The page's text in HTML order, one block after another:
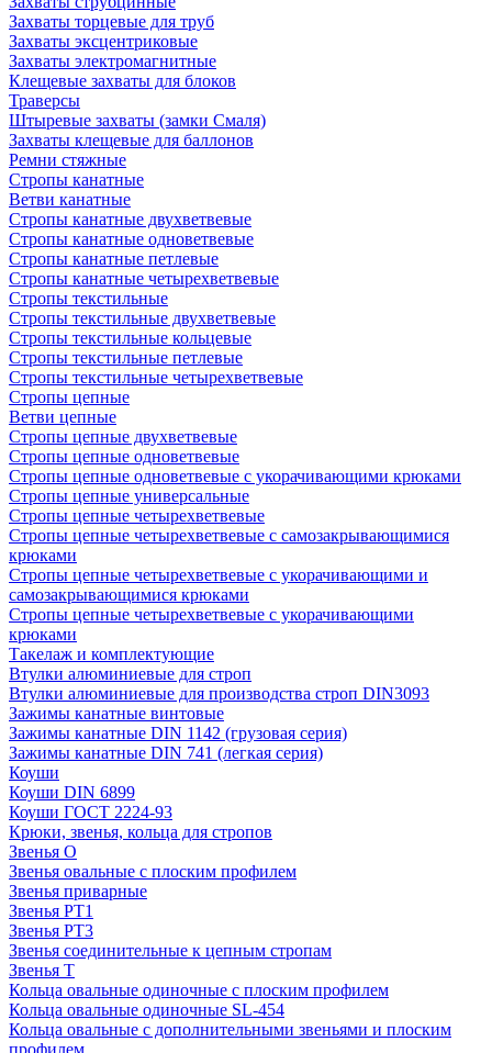
Захваты торцевые для труб
Захваты эксцентриковые
Захваты электромагнитные
Клещевые захваты для блоков
Траверсы
Штыревые захваты (замки Смаля)
Захваты клещевые для баллонов
Ремни стяжные
Стропы канатные
Ветви канатные
Стропы канатные двухветвевые
Стропы канатные одноветвевые
Стропы канатные петлевые
Стропы канатные четырехветвевые
Стропы текстильные
Стропы текстильные двухветвевые
Стропы текстильные кольцевые
Стропы текстильные петлевые
Стропы текстильные четырехветвевые
Стропы цепные
Ветви цепные
Стропы цепные двухветвевые
Стропы цепные одноветвевые
Стропы цепные одноветвевые с укорачивающими крюками
Стропы цепные универсальные
Стропы цепные четырехветвевые
Стропы цепные четырехветвевые с самозакрывающимися
крюками
Стропы цепные четырехветвевые с укорачивающими и
самозакрывающимися крюками
Стропы цепные четырехветвевые с укорачивающими
крюками
Такелаж и комплектующие
Втулки алюминиевые для строп
Втулки алюминиевые для производства строп DIN3093
Зажимы канатные винтовые
Зажимы канатные DIN 1142 (грузовая серия)
Зажимы канатные DIN 741 (легкая серия)
Коуши
Коуши DIN 6899
Коуши ГОСТ 2224-93
Крюки, звенья, кольца для стропов
Звенья О
Звенья овальные с плоским профилем
Звенья приварные
Звенья РТ1
Звенья РТ3
Звенья соединительные к цепным стропам
Звенья Т
Кольца овальные одиночные c плоским профилем
Кольца овальные одиночные SL-454
Кольца овальные с дополнительными звеньями и плоским
профилем